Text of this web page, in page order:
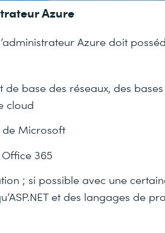
Azure
Azure doit
base des réseaux, des
cloud
de Microsoft
365
; si possible avec une
et des langages de